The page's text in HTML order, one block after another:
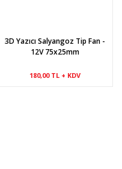
3D Yazıcı Salyangoz Tip Fan -
12V 75x25mm
180,00 TL + KDV